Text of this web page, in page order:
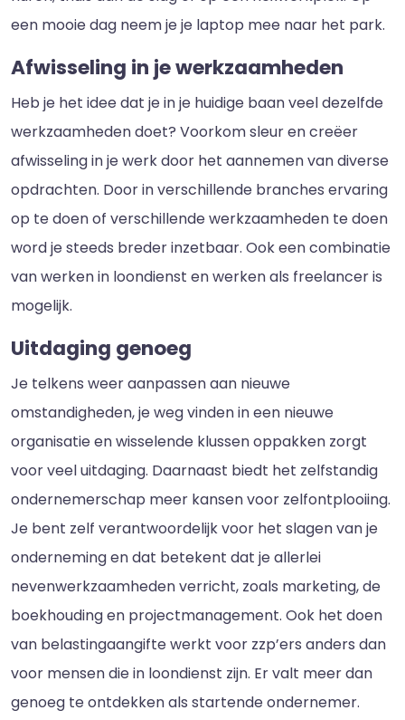
een mooie dag neem je je laptop mee naar het park.
Afwisseling in je werkzaamheden
Heb je het idee dat je in je huidige baan veel dezelfde
werkzaamheden doet? Voorkom sleur en creëer
afwisseling in je werk door het aannemen van diverse
opdrachten. Door in verschillende branches ervaring
op te doen of verschillende werkzaamheden te doen
word je steeds breder inzetbaar. Ook een combinatie
van werken in loondienst en werken als freelancer is
mogelijk.
Uitdaging genoeg
Je telkens weer aanpassen aan nieuwe
omstandigheden, je weg vinden in een nieuwe
organisatie en wisselende klussen oppakken zorgt
voor veel uitdaging. Daarnaast biedt het zelfstandig
ondernemerschap meer kansen voor zelfontplooiing.
Je bent zelf verantwoordelijk voor het slagen van je
onderneming en dat betekent dat je allerlei
nevenwerkzaamheden verricht, zoals marketing, de
boekhouding en projectmanagement. Ook het doen
van belastingaangifte werkt voor zzp’ers anders dan
voor mensen die in loondienst zijn. Er valt meer dan
genoeg te ontdekken als startende ondernemer.